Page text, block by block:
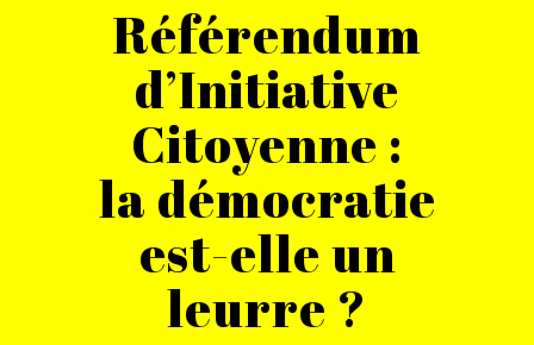
Référendum
d’Initiative
Citoyenne :
la démocratie
est-elle un
leurre ?